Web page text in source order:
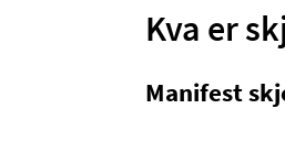
Kva er
Manifest